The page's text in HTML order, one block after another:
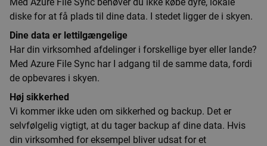
diske for at få plads til dine data. I stedet ligger de i skyen.
Dine data er lettilgængelige
Har din virksomhed afdelinger i forskellige byer eller lande?
Med Azure File Sync har I adgang til de samme data, fordi
de opbevares i skyen.
Høj sikkerhed
Vi kommer ikke uden om sikkerhed og backup. Det er
selvfølgelig vigtigt, at du tager backup af dine data. Hvis
din virksomhed for eksempel bliver udsat for et